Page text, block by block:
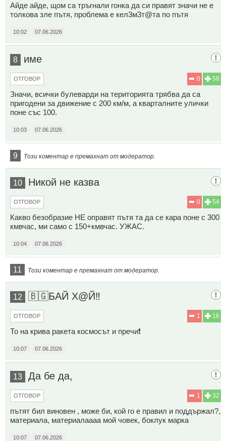
Айде айде, щом са тръгнали гонка да си правят значи не е
толкова зле пътя, проблема е кел3м3т@та по пътя
10:02 07.06.2026
8 име
58
0
ОТГОВОР
Значи, всички булеварди на територията трябва да са
пригодени за движение с 200 км/м, а кварталните улички
поне със 100.
10:03 07.06.2026
9 Този коментар е премахнат от модератор.
10 Никой не казва
54
0
ОТГОВОР
Какво безобразие НЕ оправят пътя та да се кара поне с 300
кмвчас, ми само с 150+кмвчас. УЖАС.
10:04 07.06.2026
11 Този коментар е премахнат от модератор.
12 🇧🇬БАЙ Х@Й‼️
16
1
ОТГОВОР
То на крива ракета космосът и пречи❗
10:07 07.06.2026
13 Да бе да,
32
1
ОТГОВОР
пътят бил виновен , може би, кой го е правил и поддържал?,
материала, материалаааа мой човек, боклук марка
10:07 07.06.2026